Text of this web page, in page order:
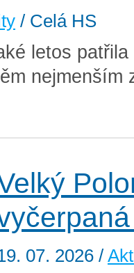
/ Celá HS
letos
nejmenším
07. 2026 /